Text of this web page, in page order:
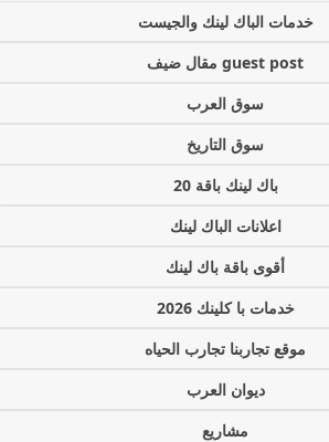
خدمات الباك لينك والجيست
guest post مقال ضيف
سوق العرب
سوق التاريخ
باك لينك باقة 20
اعلانات الباك لينك
أقوى باقة باك لينك
خدمات با كلينك 2026
موقع تجاربنا تجارب الحياه
ديوان العرب
مشاريع